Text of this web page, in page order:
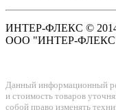
ИНТЕР-ФЛЕКС © 2014
ООО "ИНТЕР-
Данный информационный
и стоимость товаров
собой право изменять